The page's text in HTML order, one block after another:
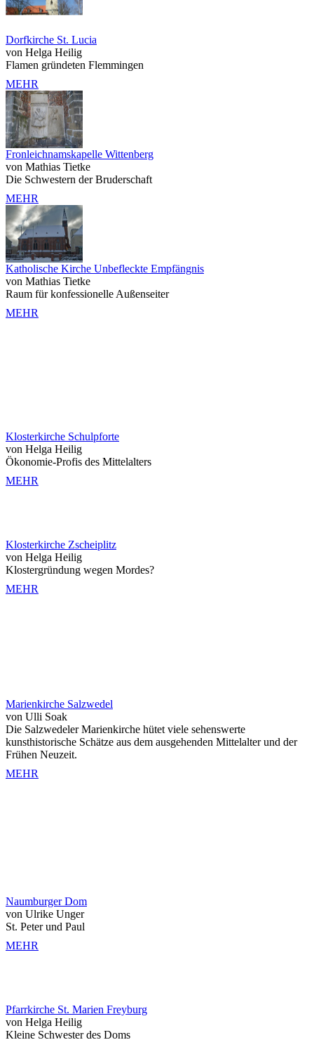
Dorfkirche St. Lucia
von Helga Heilig
Flamen gründeten Flemmingen
MEHR
Fronleichnamskapelle Wittenberg
von Mathias Tietke
Die Schwestern der Bruderschaft
MEHR
Katholische Kirche Unbefleckte Empfängnis
von Mathias Tietke
Raum für konfessionelle Außenseiter
MEHR
Klosterkirche Schulpforte
von Helga Heilig
Ökonomie-Profis des Mittelalters
MEHR
Klosterkirche Zscheiplitz
von Helga Heilig
Klostergründung wegen Mordes?
MEHR
Marienkirche Salzwedel
von Ulli Soak
Die Salzwedeler Marienkirche hütet viele sehenswerte
kunsthistorische Schätze aus dem ausgehenden Mittelalter und der
Frühen Neuzeit.
MEHR
Naumburger Dom
von Ulrike Unger
St. Peter und Paul
MEHR
Pfarrkirche St. Marien Freyburg
von Helga Heilig
Kleine Schwester des Doms